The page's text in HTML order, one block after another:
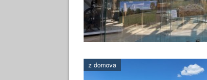
z domova